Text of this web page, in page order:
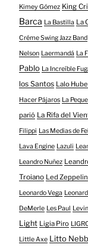
Kimey Gómez King
Barca La Bastilla La
Créme Swing Jazz Band
Nelson Laermandá La
Pablo La Increíble
los Santos Lalo
Hacer Pájaros La
parió La Rifa del
Filippi Las Medias de
Lava Engine Lazuli
Leandro Nuñez
Troiano Led Zeppelin
Leonardo Vega
DeMerle Les Paul
Light Ligia Piro
Little Axe Litto